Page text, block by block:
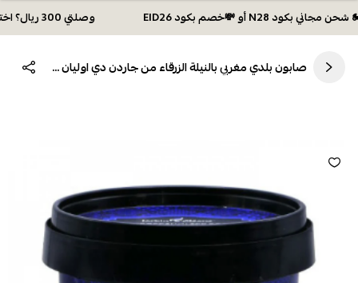
وصلتي 300 ريال؟ اختاري هديتك :🏍 شحن مجاني بكود N28 أو 💸خصم بكود EID26
صابون بلدي مغربي بالنيلة الزرقاء من جاردن دي اوليان 500ج